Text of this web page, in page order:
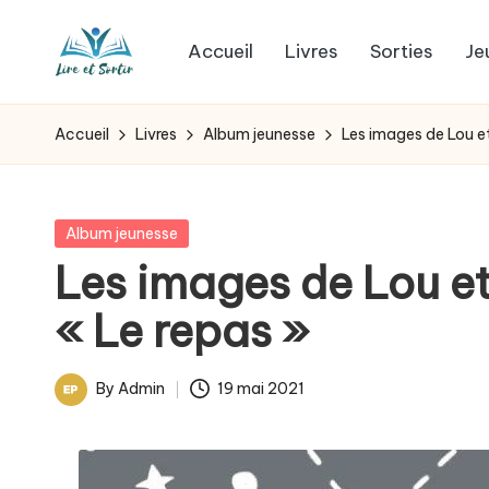
L
i
e
e
t
s
o
livres
pour
les
goûts,
des
sorties
pour
tous
les
jours.
Accueil Livres Sorties
Accueil Livres Album jeunesse Les images de Lou
Posted
Album jeunesse
Les images de Lou
« Le repas »
Posted
By Admin 19 mai 2021